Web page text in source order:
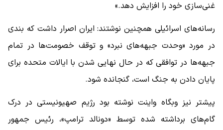
غنی‌سازی خود را افزایش دهد.»
رسانه‌های اسرائیلی همچنین نوشتند: ایران اصرار داشت که بندی
در مورد «وحدت جبهه‌های نبرد» و توقف خصومت‌ها در تمام
جبهه‌ها در توافقی که در حال نهایی شدن با ایالات متحده برای
پایان دادن به جنگ است، گنجانده شود.
پیشتر نیز وبگاه واینت نوشته بود رژیم صهیونیستی در درک
گام‌های برداشته شده توسط «دونالد ترامپ»، رئیس جمهور